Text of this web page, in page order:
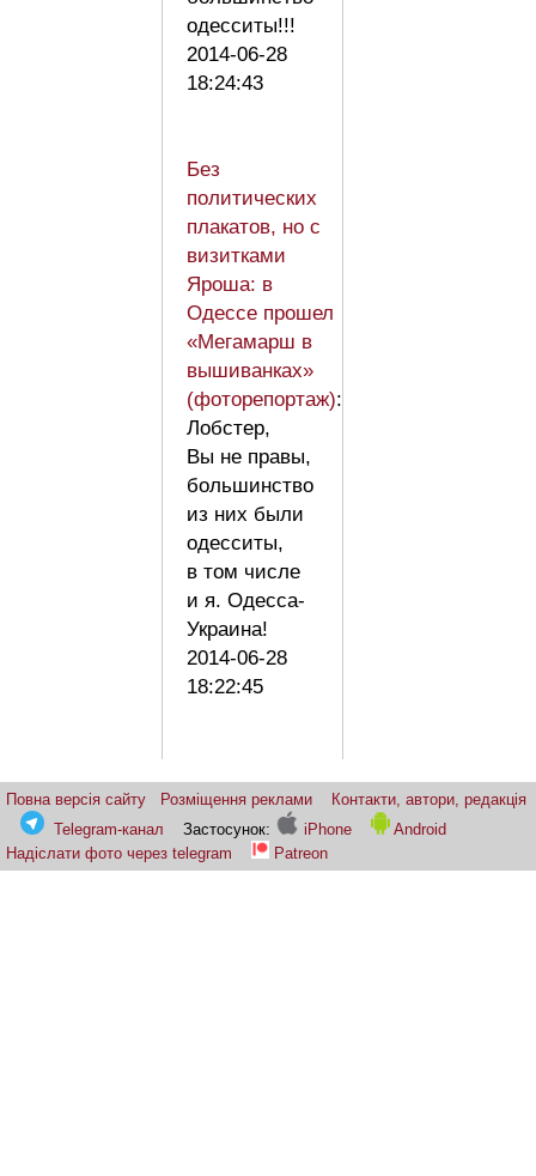
одесситы!!!
2014-06-28
18:24:43
Без
политических
плакатов, но с
визитками
Яроша: в
Одессе прошел
«Мегамарш в
вышиванках»
(фоторепортаж):
Лобстер,
Вы не правы,
большинство
из них были
одесситы,
в том числе
и я. Одесса-
Украина!
2014-06-28
18:22:45
Повна версія сайту Розміщення реклами
Контакти, автори, редакція
Telegram-канал
Застосунок: iPhone
Android
Надіслати фото через telegram
Patreon